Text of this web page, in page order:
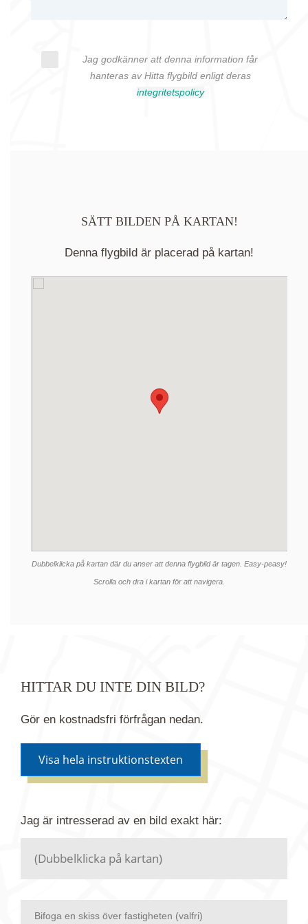
Jag godkänner att denna information får
hanteras av Hitta flygbild enligt deras
integritetspolicy
SÄTT BILDEN PÅ KARTAN!
Denna flygbild är placerad på kartan!
Dubbelklicka på kartan där du anser att denna flygbild är tagen. Easy-peasy!
Scrolla och dra i kartan för att navigera.
HITTAR DU INTE DIN BILD?
Gör en kostnadsfri förfrågan nedan.
Visa hela instruktionstexten
förfrågan. Vi har flera miljoner bilder i vårt arkiv
Jag är intresserad av en bild exakt här:
Bifoga en skiss över fastigheten (valfri)